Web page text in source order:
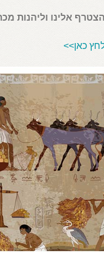
אלינו וליהנות
כאן>>